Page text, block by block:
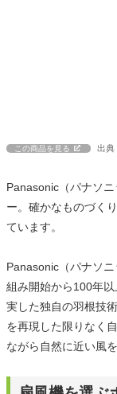
この商品を見る 出典
Panasonic（パナソ
ー。確かなものづく
ています。
Panasonic（パナソ
組み開始から100年
実した独自の羽根技
を再現した限りなく
ながら自然に近い風